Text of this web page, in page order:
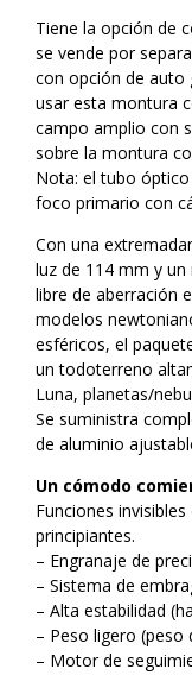
Tiene la opción de
se vende por
con opción de auto
usar esta montura
campo amplio con
sobre la montura
Nota: el tubo
foco primario con
Con una
luz de 114 mm y
libre de aberración
modelos
esféricos, el
un todoterreno
Luna, planetas/
Se suministra
de aluminio
Un cómodo
Funciones
principiantes.
– Engranaje de
– Sistema de
– Alta estabilidad
– Peso ligero (peso
– Motor de